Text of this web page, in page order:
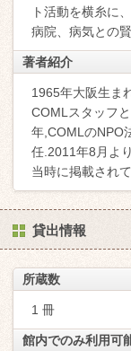
ト活動を横糸に
病院、病気との
著者紹介
1965年大阪生ま
COMLスタッフ
年,COMLのNPO
任.2011年8月よ
当時に掲載され
貸出情報
所蔵数
1 冊
館内でのみ利用可